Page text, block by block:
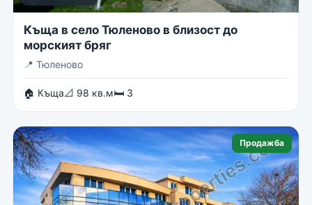
Къща в село Тюленово в близост до
морският бряг
📍 Тюленово
🏠 Къща📐 98 кв.м🛏 3
Продажба